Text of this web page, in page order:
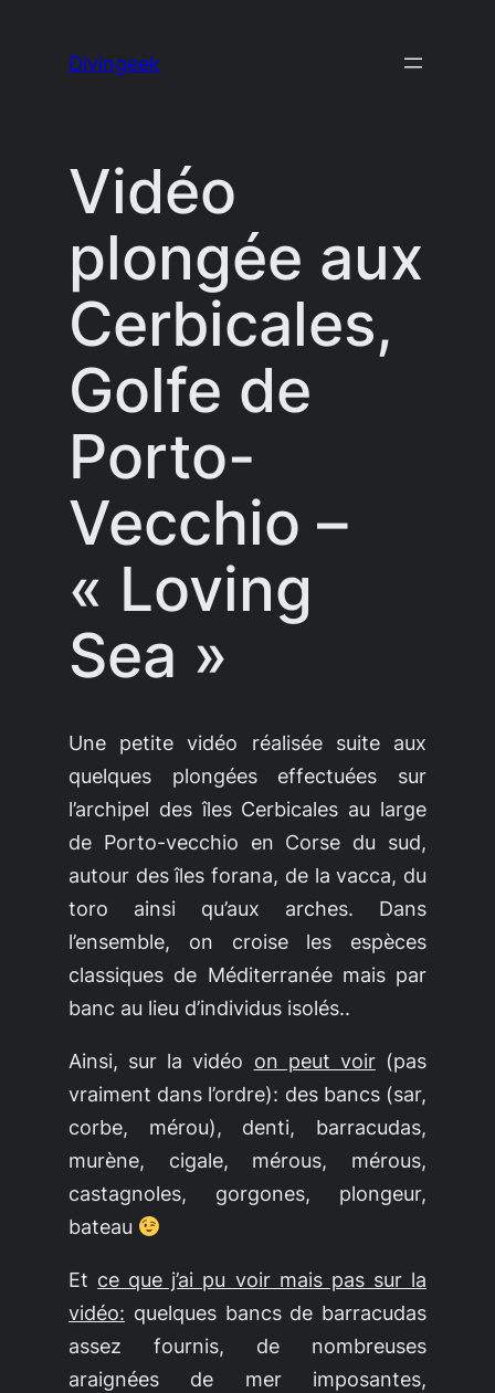
Divingeek
Vidéo
plongée aux
Cerbicales,
Golfe de
Porto-
Vecchio –
« Loving
Sea »
Une petite vidéo réalisée suite aux
quelques plongées effectuées sur
l’archipel des îles Cerbicales au large
de Porto-vecchio en Corse du sud,
autour des îles forana, de la vacca, du
toro ainsi qu’aux arches. Dans
l’ensemble, on croise les espèces
classiques de Méditerranée mais par
banc au lieu d’individus isolés..
Ainsi, sur la vidéo on peut voir(pas
vraiment dans l’ordre): des bancs (sar,
corbe, mérou), denti, barracudas,
murène, cigale, mérous, mérous,
castagnoles, gorgones, plongeur,
bateau
Et ce que j’ai pu voir mais pas sur la
vidéo: quelques bancs de barracudas
assez fournis, de nombreuses
araignées de mer imposantes,